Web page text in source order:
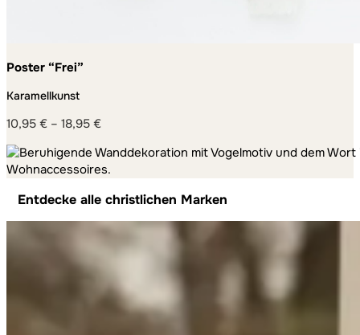
Poster “Frei”
Karamellkunst
10,95 € – 18,95 €
10,95 €
bis
Entdecke alle christlichen Marken